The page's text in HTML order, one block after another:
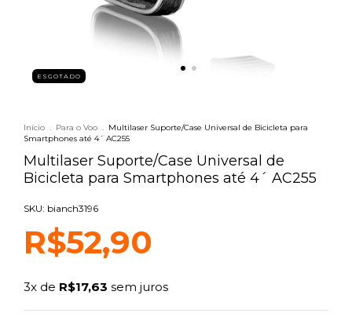
ESGOTADO
Início . Para o Voo . Multilaser Suporte/Case Universal de Bicicleta para
Smartphones até 4´ AC255
Multilaser Suporte/Case Universal de
Bicicleta para Smartphones até 4´ AC255
SKU: bianch3196
R$52,90
3x de R$17,63 sem juros